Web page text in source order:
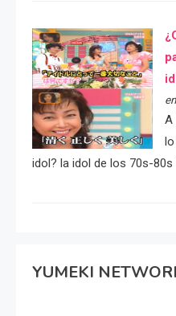
A
idol? la idol de los 70s-80s
YUMEKI